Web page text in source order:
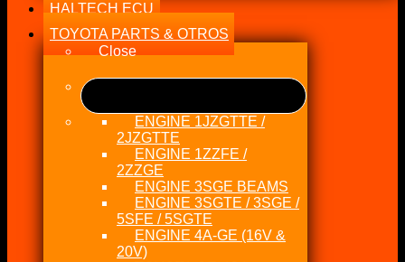
HALTECH ECU
TOYOTA PARTS & OTROS
Close
ENGINE 1JZGTTE /
2JZGTTE
ENGINE 1ZZFE /
2ZZGE
ENGINE 3SGE BEAMS
ENGINE 3SGTE / 3SGE /
5SFE / 5SGTE
ENGINE 4A-GE (16V &
20V)